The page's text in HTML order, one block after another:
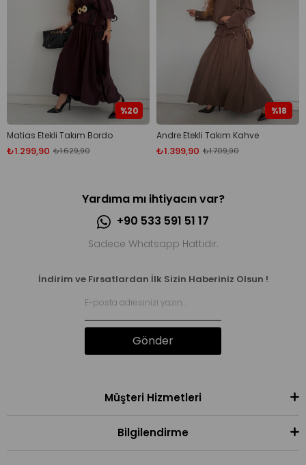
Matias Etekli Takım Bordo
₺1.299,90 ₺1.629,90
%20
Andre Etekli Takım Kahve
₺1.399,90 ₺1.709,90
%18
Yardıma mı ihtiyacın var?
+90 533 591 51 17
Sadece Whatsapp Hattıdır.
İndirim ve Fırsatlardan İlk Sizin Haberiniz Olsun !
Gönder
Müşteri Hizmetleri
Bilgilendirme